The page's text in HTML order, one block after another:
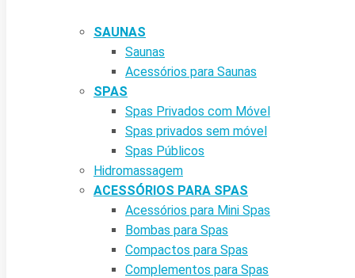
SAUNAS
Saunas
Acessórios para Saunas
SPAS
Spas Privados com Móvel
Spas privados sem móvel
Spas Públicos
Hidromassagem
ACESSÓRIOS PARA SPAS
Acessórios para Mini Spas
Bombas para Spas
Compactos para Spas
Complementos para Spas